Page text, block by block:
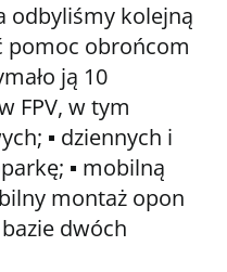
odbyliśmy kolejną
pomoc obrońcom
ją 10
FPV, w tym
▪️ dziennych i
▪️ mobilną
montaż opon
dwóch